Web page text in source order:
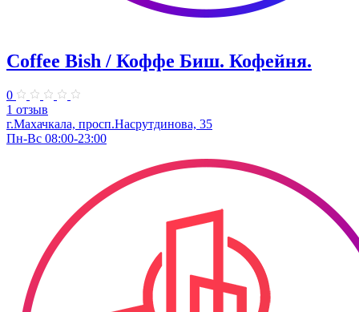
Coffee Bish / Коффе Биш. Кофейня.
0
1 отзыв
г.Махачкала, просп.Насрутдинова, 35
Пн-Вс 08:00-23:00